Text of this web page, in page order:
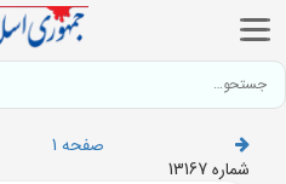
صفحه 1
شماره 13167